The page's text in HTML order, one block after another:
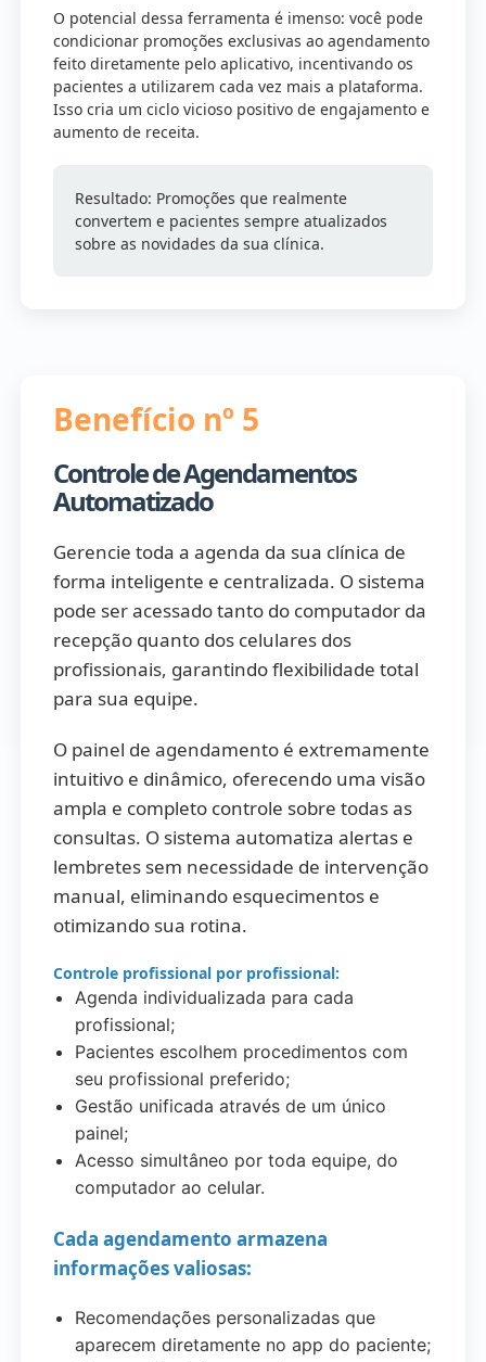
O potencial dessa ferramenta é imenso: você pode
condicionar promoções exclusivas ao agendamento
feito diretamente pelo aplicativo, incentivando os
pacientes a utilizarem cada vez mais a plataforma.
Isso cria um ciclo vicioso positivo de engajamento e
aumento de receita.
Resultado: Promoções que realmente
convertem e pacientes sempre atualizados
sobre as novidades da sua clínica.
Benefício nº 5
Controle de Agendamentos
Automatizado
Gerencie toda a agenda da sua clínica de
forma inteligente e centralizada. O sistema
pode ser acessado tanto do computador da
recepção quanto dos celulares dos
profissionais, garantindo flexibilidade total
para sua equipe.
O painel de agendamento é extremamente
intuitivo e dinâmico, oferecendo uma visão
ampla e completo controle sobre todas as
consultas. O sistema automatiza alertas e
lembretes sem necessidade de intervenção
manual, eliminando esquecimentos e
otimizando sua rotina.
Controle profissional por profissional:
Agenda individualizada para cada
profissional;
Pacientes escolhem procedimentos com
seu profissional preferido;
Gestão unificada através de um único
painel;
Acesso simultâneo por toda equipe, do
computador ao celular.
Cada agendamento armazena
informações valiosas:
Recomendações personalizadas que
aparecem diretamente no app do paciente;